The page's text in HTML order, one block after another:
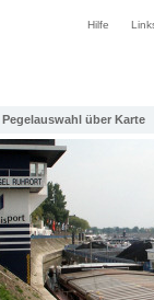
Hilfe
Pegelauswahl über Karte